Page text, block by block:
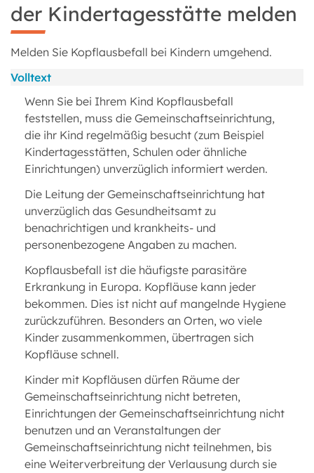
der Kindertagesstätte melden
Melden Sie Kopflausbefall bei Kindern umgehend.
Volltext
Wenn Sie bei Ihrem Kind Kopflausbefall
feststellen, muss die Gemeinschaftseinrichtung,
die ihr Kind regelmäßig besucht (zum Beispiel
Kindertagesstätten, Schulen oder ähnliche
Einrichtungen) unverzüglich informiert werden.
Die Leitung der Gemeinschaftseinrichtung hat
unverzüglich das Gesundheitsamt zu
benachrichtigen und krankheits- und
personenbezogene Angaben zu machen.
Kopflausbefall ist die häufigste parasitäre
Erkrankung in Europa. Kopfläuse kann jeder
bekommen. Dies ist nicht auf mangelnde Hygiene
zurückzuführen. Besonders an Orten, wo viele
Kinder zusammenkommen, übertragen sich
Kopfläuse schnell.
Kinder mit Kopfläusen dürfen Räume der
Gemeinschaftseinrichtung nicht betreten,
Einrichtungen der Gemeinschaftseinrichtung nicht
benutzen und an Veranstaltungen der
Gemeinschaftseinrichtung nicht teilnehmen, bis
eine Weiterverbreitung der Verlausung durch sie